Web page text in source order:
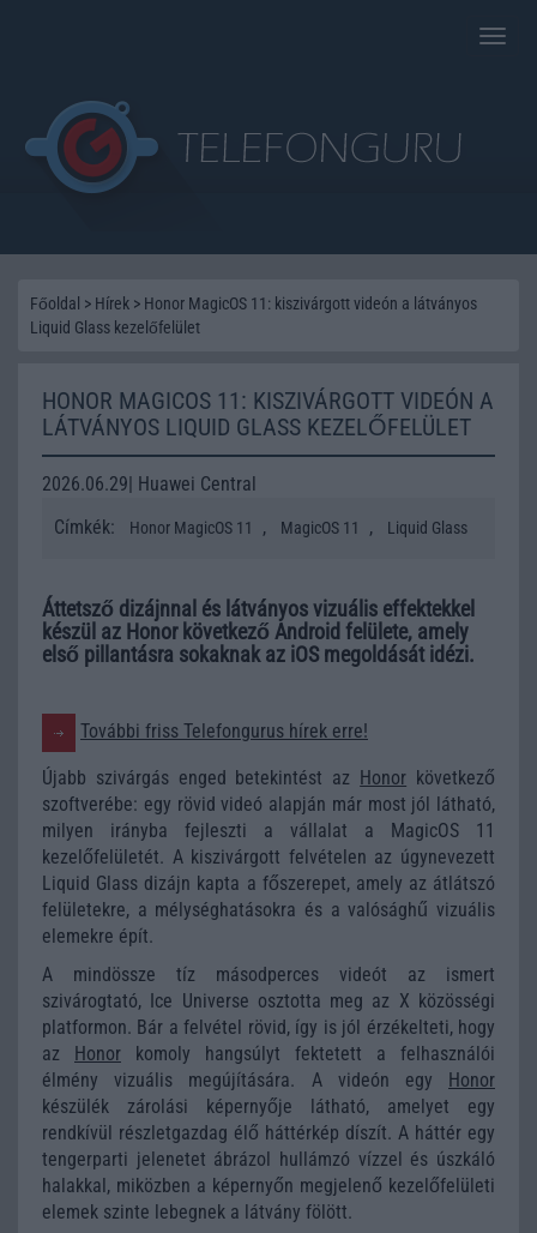
Toggle
Főoldal > Hírek > Honor MagicOS 11: kiszivárgott videón a látványos
Liquid Glass kezelőfelület
HONOR MAGICOS 11: KISZIVÁRGOTT VIDEÓN A
LÁTVÁNYOS LIQUID GLASS KEZELŐFELÜLET
2026.06.29| Huawei Central
Címkék:
Honor MagicOS 11 , MagicOS 11 , Liquid Glass
Áttetsző dizájnnal és látványos vizuális effektekkel
készül az Honor következő Android felülete, amely
első pillantásra sokaknak az iOS megoldását idézi.
További friss Telefongurus hírek erre!
Újabb szivárgás enged betekintést az Honor következő
szoftverébe: egy rövid videó alapján már most jól látható,
milyen irányba fejleszti a vállalat a MagicOS 11
kezelőfelületét. A kiszivárgott felvételen az úgynevezett
Liquid Glass dizájn kapta a főszerepet, amely az átlátszó
felületekre, a mélységhatásokra és a valósághű vizuális
elemekre épít.
A mindössze tíz másodperces videót az ismert
szivárogtató, Ice Universe osztotta meg az X közösségi
platformon. Bár a felvétel rövid, így is jól érzékelteti, hogy
az Honor komoly hangsúlyt fektetett a felhasználói
élmény vizuális megújítására. A videón egy Honor
készülék zárolási képernyője látható, amelyet egy
rendkívül részletgazdag élő háttérkép díszít. A háttér egy
tengerparti jelenetet ábrázol hullámzó vízzel és úszkáló
halakkal, miközben a képernyőn megjelenő kezelőfelületi
elemek szinte lebegnek a látvány fölött.